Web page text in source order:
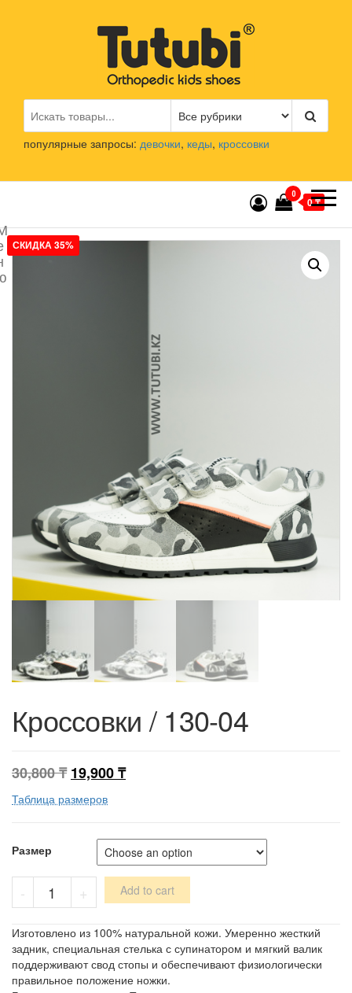
Tutubi.kz
Детская и подростковая
ортопедическая обувь
популярные запросы: девочки, кеды, кроссовки
0
0 ₸
СКИДКА 35%
Кроссовки / 130-04
30,800₸ 19,900₸
Таблица размеров
Размер
-
04
quantity
+ Add to cart
Изготовлено из 100% натуральной кожи. Умеренно жесткий
задник, специальная стелька с супинатором и мягкий валик
поддерживают свод стопы и обеспечивают физиологически
правильное положение ножки.